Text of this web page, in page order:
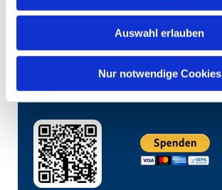
Auswahl erlauben
Nur notwendige Cookies